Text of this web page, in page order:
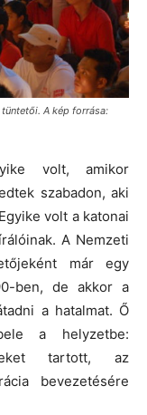
A kép forrása:
volt, amikor
szabadon, aki
volt a katonai
A Nemzeti
már egy
ben, de akkor a
a hatalmat. Ő
a helyzetbe:
tartott, az
bevezetésére